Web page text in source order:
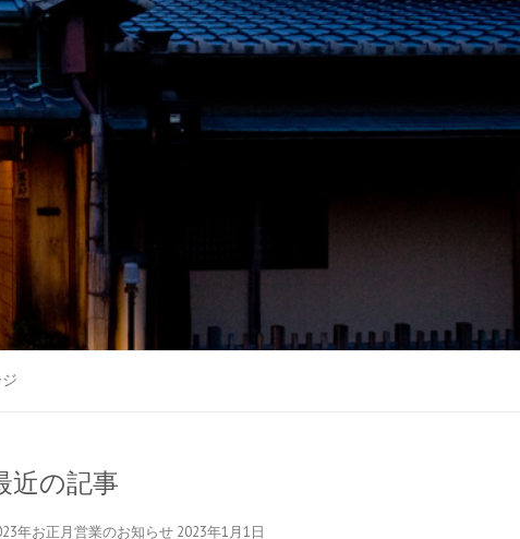
近の記事
年お正月営業のお知らせ 2023年1月1日